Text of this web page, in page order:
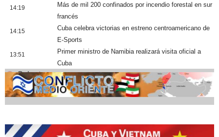
14:19
Más de mil 200 confinados por incendio forestal en sur
francés
14:15
Cuba celebra victorias en estreno centroamericano de
E-Sports
13:51
Primer ministro de Namibia realizará visita oficial a
Cuba
Cobertura